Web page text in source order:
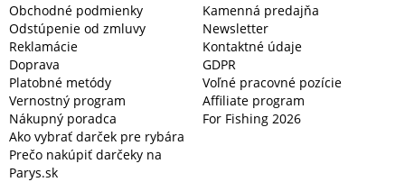
Obchodné podmienky
Odstúpenie od zmluvy
Reklamácie
Doprava
Platobné metódy
Vernostný program
Nákupný poradca
Ako vybrať darček pre rybára
Prečo nakúpiť darčeky na
Parys.sk
Kamenná predajňa
Newsletter
Kontaktné údaje
GDPR
Voľné pracovné pozície
Affiliate program
For Fishing 2026